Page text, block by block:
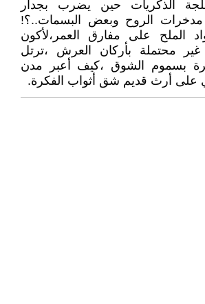
الذكريات حين يضرب بجدار
الروح وبعض البسمات..؟!
الملح على مفارق العمر،لأكون
غير محتملة بأركان العرش ،ترتل
بسموم الشوق ،كيف أعبر مدن
على أرث قديم شق أثواب الفكرة.